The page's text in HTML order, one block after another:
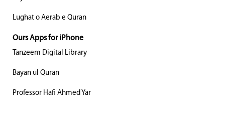
Lughat o Aerab e Quran
Ours Apps for iPhone
Tanzeem Digital Library
Bayan ul Quran
Professor Hafi Ahmed Yar